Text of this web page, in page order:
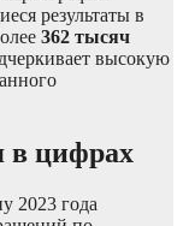
результаты в
362 тысяч
высокую
в цифрах
2023 года